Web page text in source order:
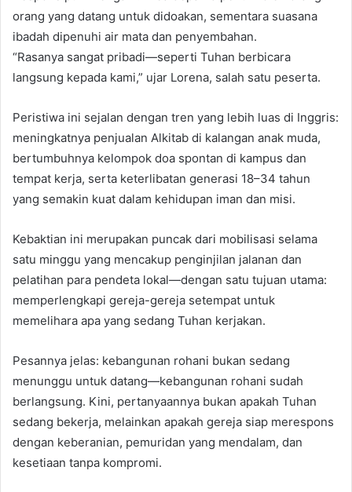
orang yang datang untuk didoakan, sementara suasana
ibadah dipenuhi air mata dan penyembahan.
“Rasanya sangat pribadi—seperti Tuhan berbicara
langsung kepada kami,” ujar Lorena, salah satu peserta.
Peristiwa ini sejalan dengan tren yang lebih luas di Inggris:
meningkatnya penjualan Alkitab di kalangan anak muda,
bertumbuhnya kelompok doa spontan di kampus dan
tempat kerja, serta keterlibatan generasi 18–34 tahun
yang semakin kuat dalam kehidupan iman dan misi.
Kebaktian ini merupakan puncak dari mobilisasi selama
satu minggu yang mencakup penginjilan jalanan dan
pelatihan para pendeta lokal—dengan satu tujuan utama:
memperlengkapi gereja-gereja setempat untuk
memelihara apa yang sedang Tuhan kerjakan.
Pesannya jelas: kebangunan rohani bukan sedang
menunggu untuk datang—kebangunan rohani sudah
berlangsung. Kini, pertanyaannya bukan apakah Tuhan
sedang bekerja, melainkan apakah gereja siap merespons
dengan keberanian, pemuridan yang mendalam, dan
kesetiaan tanpa kompromi.